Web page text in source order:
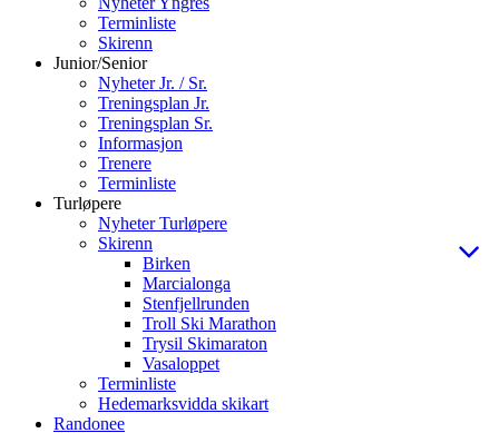
Terminliste
Skirenn
Junior/Senior
Nyheter Jr. / Sr.
Treningsplan Jr.
Treningsplan Sr.
Informasjon
Trenere
Terminliste
Turløpere
Nyheter Turløpere
Skirenn
Birken
Marcialonga
Stenfjellrunden
Troll Ski Marathon
Trysil Skimaraton
Vasaloppet
Terminliste
Hedemarksvidda skikart
Randonee